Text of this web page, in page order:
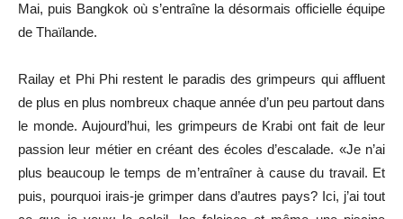
Mai, puis Bangkok où s’entraîne la désormais officielle équipe
de Thaïlande.
Railay et Phi Phi restent le paradis des grimpeurs qui affluent
de plus en plus nombreux chaque année d’un peu partout dans
le monde. Aujourd’hui, les grimpeurs de Krabi ont fait de leur
passion leur métier en créant des écoles d’escalade. «Je n’ai
plus beaucoup le temps de m’entraîner à cause du travail. Et
puis, pourquoi irais-je grimper dans d’autres pays? Ici, j’ai tout